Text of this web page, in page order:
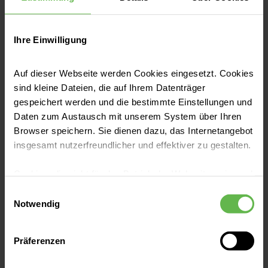
Ihre Einwilligung
Auf dieser Webseite werden Cookies eingesetzt. Cookies
sind kleine Dateien, die auf Ihrem Datenträger
gespeichert werden und die bestimmte Einstellungen und
Daten zum Austausch mit unserem System über Ihren
Browser speichern. Sie dienen dazu, das Internetangebot
insgesamt nutzerfreundlicher und effektiver zu gestalten.
eingesetzt werden.
Es steht Ihnen frei, unsere Seite mit nur den notwendigen
Cookies zu benutzen, eine individuelle Auswahl
Notwendig
Präferenzen
Einblicke in unsere Klinik